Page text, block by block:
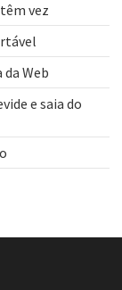
vez
Web
e saia do